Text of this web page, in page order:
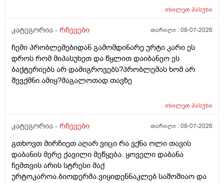
და ფულინრომ არჰვაქ ვერანაირად ექიმთან ვერ
შედეგს იბ ის ექიმთან მაომც ჩავიდეს თუ თავის
იბნის ექიმყან რომ დ ვიტამინი გაიკეთოს და უბნის
ექიმის დანიშნულებას ვენდო ის ხომ კარდიოლოგი
არაა თან დიდათ რომ ვაკვირდები არაა მცოდნე ამ
მხრივ და ვერ ვენდობი და ხომ არავნებს მამას დ
სარისკოა?მის კარდიოლოგა ვერ დავირეკავ ან
იხილეთპასუხი
კატეგორია - რჩევები თარიღი :08-07-2026
ჩემი პრობლემებიდან გამომდინარე ურტი კარი ეს
დროს რომ მიპასუხეთ და წყლით დაიბანეო ეს
ბაქტერიებს არ დამიგროვებს?პრობლემას ხომ არ
შევქმნი ამიყ?მაგალოთად თავზე
იხილეთპასუხი
კატეგორია - რჩევები თარიღი :08-07-2026
გთხოვთ მირჩიეთ აღარ ვიცი რა ვქნა ოლი თავის
დაბანის მერე ქავილი მეწყება. ყოველი დაბანა
ჩემთვის არის სტრესი მაქ
ურტოკაროა.ბიოდერმა.ვიყიდენნაკლებ საშოშიაო და